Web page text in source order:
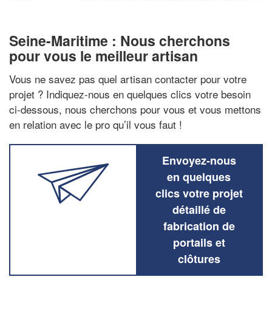
Seine-Maritime : Nous cherchons
pour vous le meilleur artisan
Vous ne savez pas quel artisan contacter pour votre
projet ? Indiquez-nous en quelques clics votre besoin
ci-dessous, nous cherchons pour vous et vous mettons
en relation avec le pro qu’il vous faut !
Envoyez-nous
en quelques
clics votre projet
détaillé de
fabrication de
portails et
clôtures